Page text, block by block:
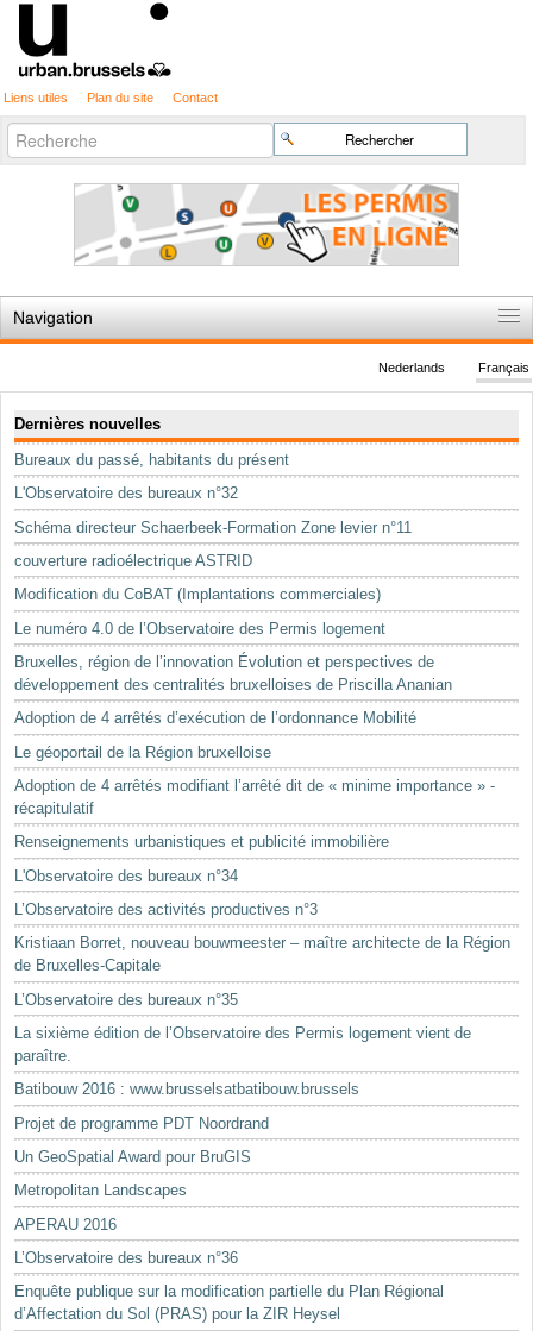
Liens utiles Plan du site Contact
Chercher par
Recherche
avancée…
Navigation
Règles du jeu
Permis d'urbanisme
Cartographie
Etudes et publications
Mots-clés
Renseignements urbanistiques
Français
Nederlands
Dernières nouvelles
Bureaux du passé, habitants du présent
L'Observatoire des bureaux n°32
Schéma directeur Schaerbeek-Formation Zone levier n°11
couverture radioélectrique ASTRID
Modification du CoBAT (Implantations commerciales)
Le numéro 4.0 de l’Observatoire des Permis logement
Bruxelles, région de l’innovation Évolution et perspectives de
développement des centralités bruxelloises de Priscilla Ananian
Adoption de 4 arrêtés d’exécution de l’ordonnance Mobilité
Le géoportail de la Région bruxelloise
Adoption de 4 arrêtés modifiant l’arrêté dit de « minime importance » -
récapitulatif
Renseignements urbanistiques et publicité immobilière
L'Observatoire des bureaux n°34
L’Observatoire des activités productives n°3
Kristiaan Borret, nouveau bouwmeester – maître architecte de la Région
de Bruxelles-Capitale
L’Observatoire des bureaux n°35
La sixième édition de l’Observatoire des Permis logement vient de
paraître.
Batibouw 2016 : www.brusselsatbatibouw.brussels
Projet de programme PDT Noordrand
Un GeoSpatial Award pour BruGIS
Metropolitan Landscapes
APERAU 2016
L’Observatoire des bureaux n°36
Enquête publique sur la modification partielle du Plan Régional
d’Affectation du Sol (PRAS) pour la ZIR Heysel